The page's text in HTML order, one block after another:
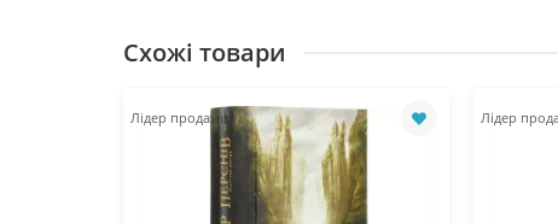
Схожі товари
Лідер продажів! Лідер